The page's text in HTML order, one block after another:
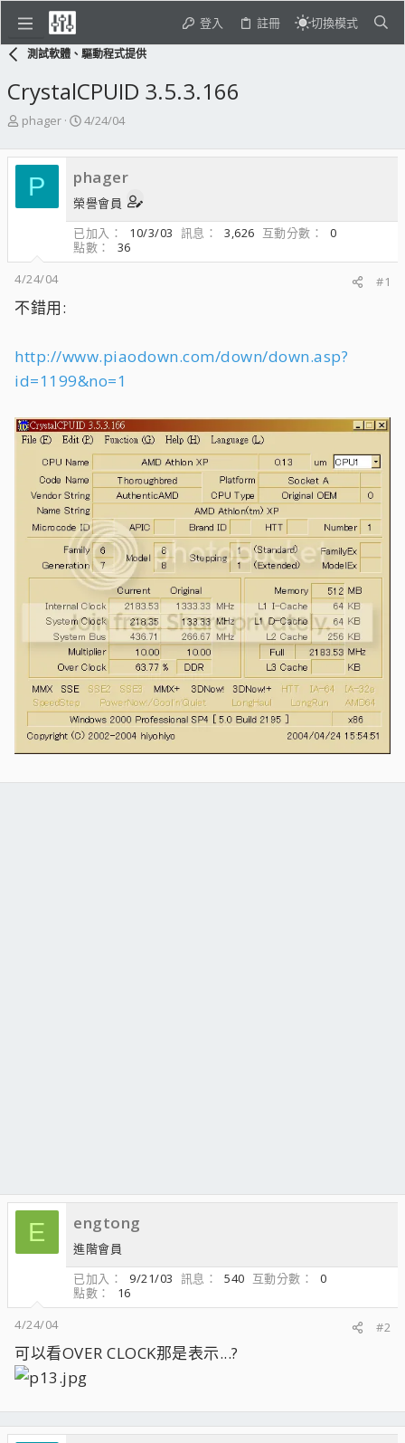
登入 註冊 切換模式
測試軟體、驅動程式提供
CrystalCPUID 3.5.3.166
主
發
起
人
phager
開
日
期
4/24/04
P phager
榮譽會員
已加入
10/3/03 訊息 3,626 互動分數
0
點數
36
4/24/04
#1
不錯用:
http://www.piaodown.com/down/down.asp?
id=1199&no=1
E engtong
進階會員
已加入
9/21/03 訊息 540 互動分數
0
點數
16
4/24/04
#2
可以看OVER CLOCK那是表示...?